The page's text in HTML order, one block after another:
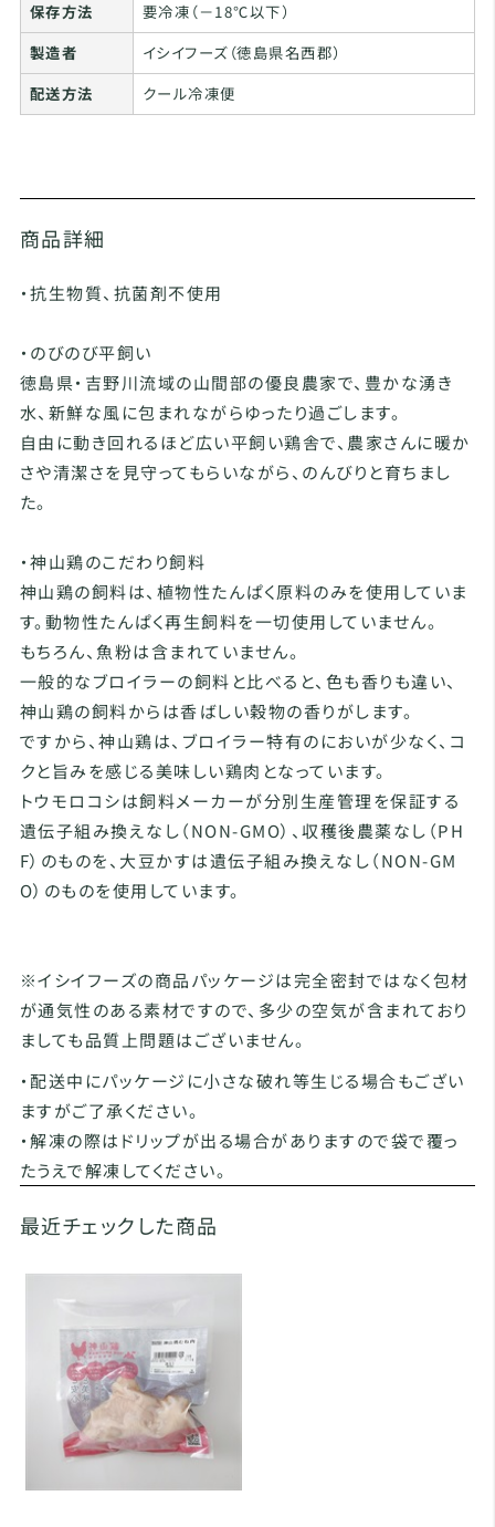
保存方法
要冷凍（－18℃以下）
製造者
イシイフーズ（徳島県名西郡）
配送方法
クール冷凍便
商品詳細
・抗生物質、抗菌剤不使用
・のびのび平飼い
徳島県・吉野川流域の山間部の優良農家で、豊かな湧き
水、新鮮な風に包まれながらゆったり過ごします。
自由に動き回れるほど広い平飼い鶏舎で、農家さんに暖か
さや清潔さを見守ってもらいながら、のんびりと育ちまし
た。
・神山鶏のこだわり飼料
神山鶏の飼料は、植物性たんぱく原料のみを使用していま
す。動物性たんぱく再生飼料を一切使用していません。
もちろん、魚粉は含まれていません。
一般的なブロイラーの飼料と比べると、色も香りも違い、
神山鶏の飼料からは香ばしい穀物の香りがします。
ですから、神山鶏は、ブロイラー特有のにおいが少なく、コ
クと旨みを感じる美味しい鶏肉となっています。
トウモロコシは飼料メーカーが分別生産管理を保証する
遺伝子組み換えなし（NON-GMO）、収穫後農薬なし（PH
F）のものを、大豆かすは遺伝子組み換えなし（NON-GM
O）のものを使用しています。
※イシイフーズの商品パッケージは完全密封ではなく包材
が通気性のある素材ですので、多少の空気が含まれており
ましても品質上問題はございません。
・配送中にパッケージに小さな破れ等生じる場合もござい
ますがご了承ください。
・解凍の際はドリップが出る場合がありますので袋で覆っ
たうえで解凍してください。
最近チェックした商品